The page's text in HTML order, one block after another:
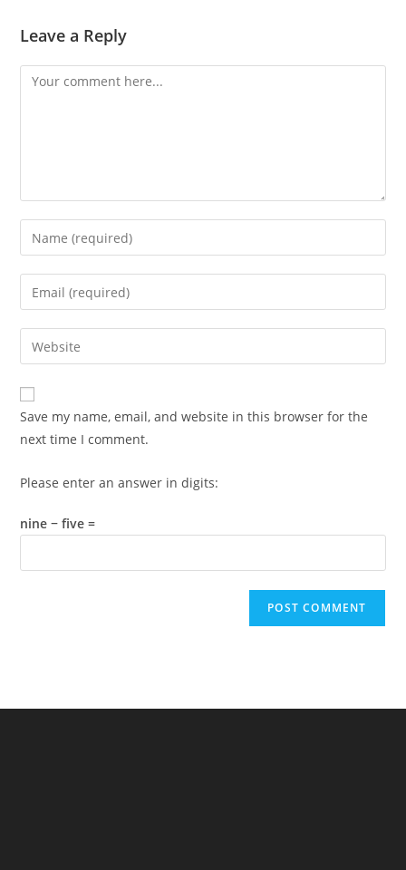
Leave a Reply
Comment
Enter
your
name
comment
Enter
your
email
address
comment
Enter
your
website
URL
(optional)
Save my name, email, and website in this browser for the
next time I comment.
Please enter an answer in digits:
nine − five =